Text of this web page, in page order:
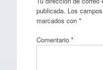
publicada. Los
marcados con *
Comentario *